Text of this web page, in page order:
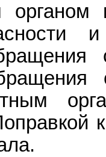
органом